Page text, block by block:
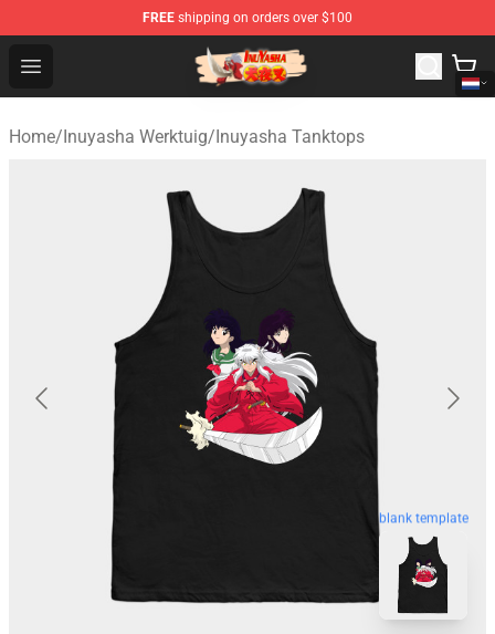
FREE shipping on orders over $100
Open menu
Inuyasha Store - Official Inuyasha Merchandise Shop
Home/Inuyasha Werktuig/Inuyasha Tanktops
blank template